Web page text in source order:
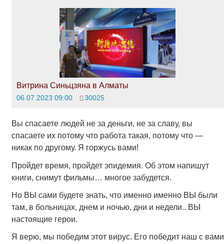
Витрина Синьцзяна в Алматы
06.07.2023 09:00 30025
Вы спасаете людей не за деньги, не за славу, вы
спасаете их потому что работа такая, потому что —
никак по другому. Я горжусь вами!
Пройдет время, пройдет эпидемия. Об этом напишут
книги, снимут фильмы… многое забудется.
Но ВЫ сами будете знать, что именно именно ВЫ были
там, в больницах, днем и ночью, дни и недели.. ВЫ
настоящие герои.
Я верю, мы победим этот вирус. Его победит наш с вами